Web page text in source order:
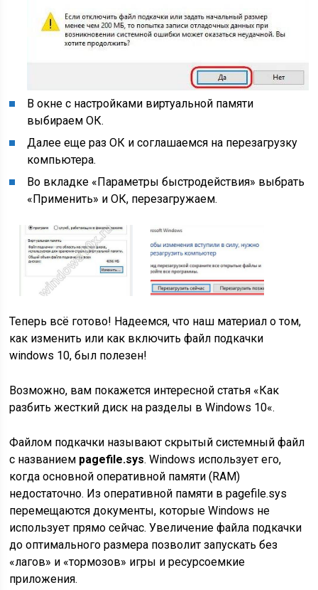
В окне с настройками виртуальной памяти
выбираем ОК.
Далее еще раз ОК и соглашаемся на перезагрузку
компьютера.
Во вкладке «Параметры быстродействия» выбрать
«Применить» и ОК, перезагружаем.
Теперь всё готово! Надеемся, что наш материал о том,
как изменить или как включить файл подкачки
windows 10, был полезен!
Возможно, вам покажется интересной статья «Как
разбить жесткий диск на разделы в Windows 10«.
Файлом подкачки называют скрытый системный файл
c названием pagefile.sys. Windows использует его,
когда основной оперативной памяти (RAM)
недостаточно. Из оперативной памяти в pagefile.sys
перемещаются документы, которые Windows не
использует прямо сейчас. Увеличение файла подкачки
до оптимального размера позволит запускать без
«лагов» и «тормозов» игры и ресурсоемкие
приложения.